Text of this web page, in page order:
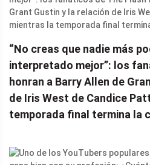
“No creas que nadie más
interpretado mejor”: los
honran a Barry Allen de
de Iris West de Candice
temporada final termina la